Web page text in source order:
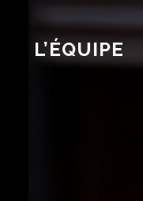
L’ÉQUIPE